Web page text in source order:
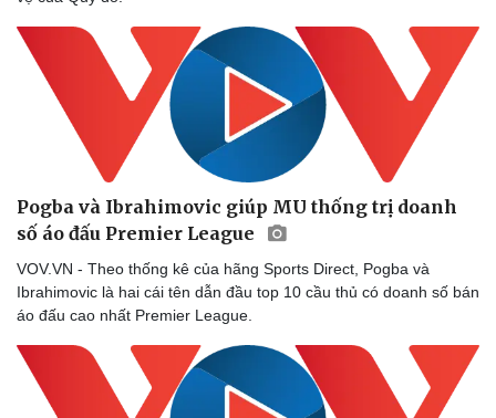
Pogba và Ibrahimovic giúp MU thống trị doanh
số áo đấu Premier League
VOV.VN - Theo thống kê của hãng Sports Direct, Pogba và
Ibrahimovic là hai cái tên dẫn đầu top 10 cầu thủ có doanh số bán
áo đấu cao nhất Premier League.